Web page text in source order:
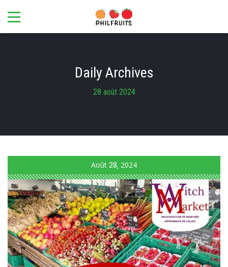
Daily Archives
28 août 2024
Août 28 2024